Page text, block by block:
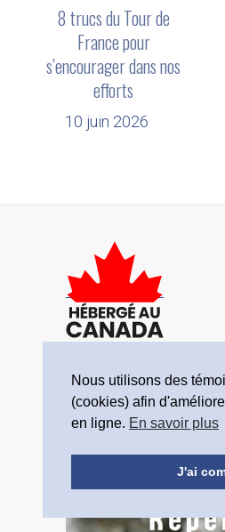
8 trucs du Tour de
France pour
s’encourager dans nos
efforts
10 juin 2026
Politique de confidentialité
© Un futur simple 2019-2025
Nous utilisons des
(cookies) afin
en ligne. En savoir plus
J'ai